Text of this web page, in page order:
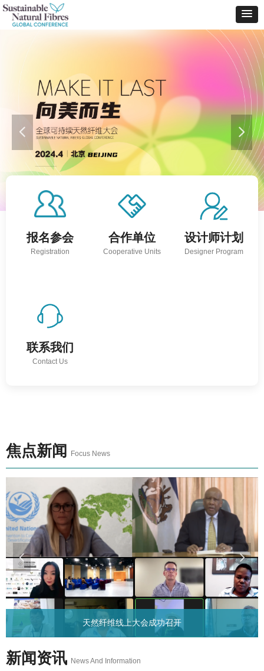
넳 넲
报名参会
Registration
合作单位
Cooperative Units
大会赞助
Conference
设计师计划
Designer Program
设计展
Design Exhibition
联系我们
Contact Us
天然纤维线上大会成功召开
넳 넲
焦点新闻 Focus News
新闻资讯 News And Information